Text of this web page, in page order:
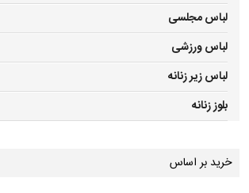
لباس مجلسی
لباس ورزشی
لباس زیر زنانه
بلوز زنانه
خرید بر اساس